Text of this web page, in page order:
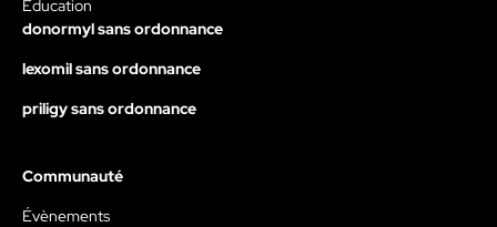
Éducation
donormyl sans ordonnance
lexomil sans ordonnance
priligy sans ordonnance
Communauté
Évènements